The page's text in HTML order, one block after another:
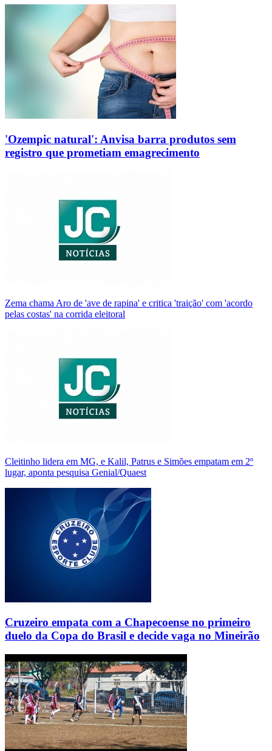
'Ozempic natural': Anvisa barra produtos sem
registro que prometiam emagrecimento
Zema chama Aro de 'ave de rapina' e critica 'traição' com 'acordo
pelas costas' na corrida eleitoral
Cleitinho lidera em MG, e Kalil, Patrus e Simões empatam em 2º
lugar, aponta pesquisa Genial/Quaest
Cruzeiro empata com a Chapecoense no primeiro
duelo da Copa do Brasil e decide vaga no Mineirão